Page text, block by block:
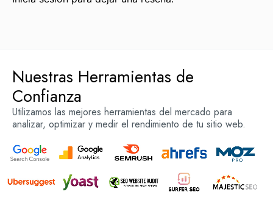
Nuestras Herramientas de
Confianza
Utilizamos las mejores herramientas del mercado para
analizar, optimizar y medir el rendimiento de tu sitio web.